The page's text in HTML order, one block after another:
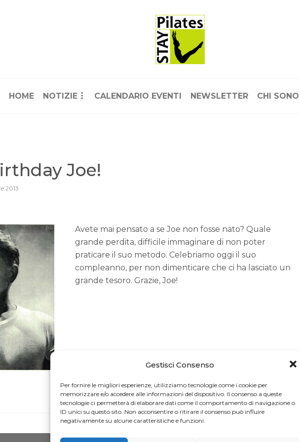
Gestisci Consenso
Per fornire le migliori esperienze, utilizziamo tecnologie come i cookie per
memorizzare e/o accedere alle informazioni del dispositivo. Il consenso a queste
tecnologie ci permetterà di elaborare dati come il comportamento di navigazione o
ID unici su questo sito. Non acconsentire o ritirare il consenso può influire
negativamente su alcune caratteristiche e funzioni.
HOME NOTIZIE CALENDARIO EVENTI NEWSLETTER CHI SONO
Joe!
2013
Avete mai pensato a se Joe non fosse nato? Quale
grande perdita, difficile immaginare di non poter
praticare il suo metodo. Celebriamo oggi il suo
compleanno, per non dimenticare che ci ha lasciato un
grande tesoro. Grazie, Joe!